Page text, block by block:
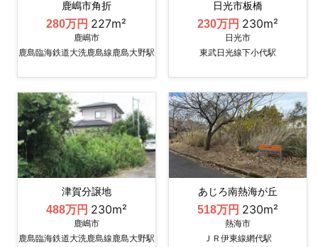
鹿嶋市角折
280万円 227m²
鹿嶋市
鹿島臨海鉄道大洗鹿島線鹿島大野駅
日光市板橋
230万円 230m²
日光市
東武日光線下小代駅
津賀分譲地
488万円 230m²
鹿嶋市
鹿島臨海鉄道大洗鹿島線鹿島大野駅
あじろ南熱海が丘
518万円 230m²
熱海市
ＪＲ伊東線網代駅